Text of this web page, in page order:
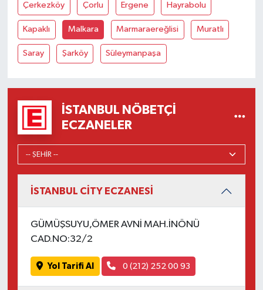
Çerkezköy Çorlu Ergene Hayrabolu
Kapaklı Malkara Marmaraereğlisi Muratlı
Saray Şarköy Süleymanpaşa
İSTANBUL NÖBETÇI
ECZANELER
İSTANBUL CİTY ECZANESİ
GÜMÜŞSUYU,ÖMER AVNİ MAH.İNÖNÜ
CAD.NO:32/2
Yol Tarifi Al 0 (212) 252 00 93